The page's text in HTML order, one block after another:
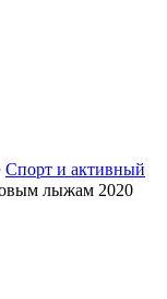
Спорт и активный
лыжам 2020